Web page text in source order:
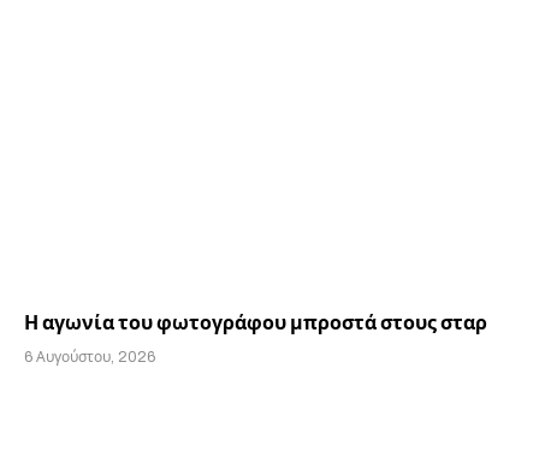
Η αγωνία του φωτογράφου μπροστά στους σταρ
6 Αυγούστου, 2026